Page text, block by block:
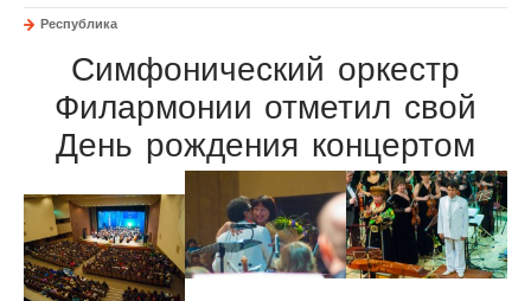
Республика
Симфонический оркестр
Филармонии отметил свой
День рождения концертом